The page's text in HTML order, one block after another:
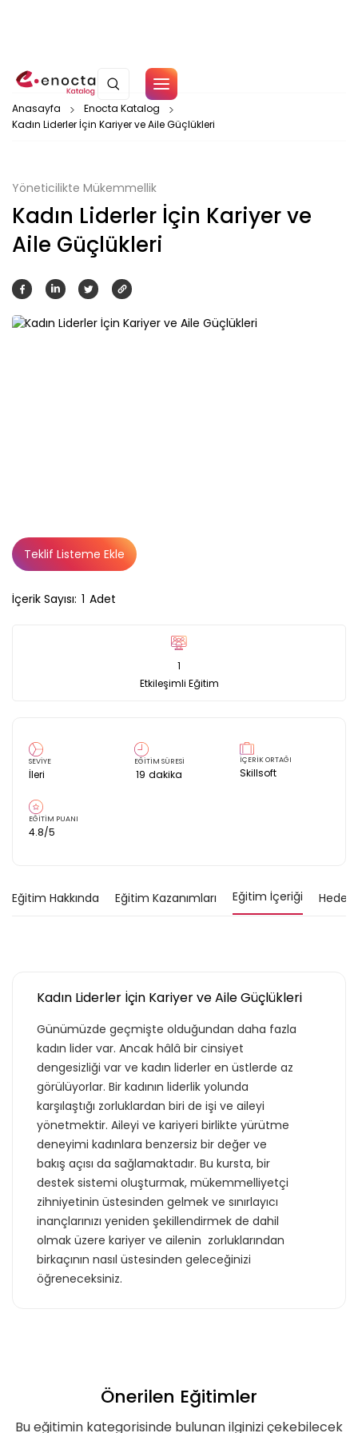
Çerez Politikamız
Anasayfa
Enocta Katalog
Kadın Liderler İçin Kariyer ve Aile Güçlükleri
Yöneticilikte Mükemmellik
Kadın Liderler İçin Kariyer ve
Aile Güçlükleri
İçerik Sayısı: 1 Adet
1
Etkileşimli Eğitim
SEVİYE
İleri
EĞİTİM SÜRESİ
19 dakika
İÇERİK ORTAĞI
Skillsoft
EĞİTİM PUANI
4.8/5
Teklif Listeme Ekle
Eğitim Hakkında Eğitim Kazanımları Eğitim İçeriği Hedef
Kadın Liderler İçin Kariyer ve Aile Güçlükleri
Günümüzde geçmişte olduğundan daha fazla
kadın lider var. Ancak hâlâ bir cinsiyet
dengesizliği var ve kadın liderler en üstlerde az
görülüyorlar. Bir kadının liderlik yolunda
karşılaştığı zorluklardan biri de işi ve aileyi
yönetmektir. Aileyi ve kariyeri birlikte yürütme
deneyimi kadınlara benzersiz bir değer ve
bakış açısı da sağlamaktadır. Bu kursta, bir
destek sistemi oluşturmak, mükemmelliyetçi
zihniyetinin üstesinden gelmek ve sınırlayıcı
inançlarınızı yeniden şekillendirmek de dahil
olmak üzere kariyer ve ailenin zorluklarından
birkaçının nasıl üstesinden geleceğinizi
öğreneceksiniz.
Önerilen Eğitimler
Bu eğitimin kategorisinde bulunan ilginizi çekebilecek